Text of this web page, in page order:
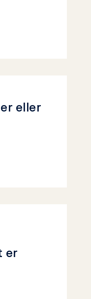
eller
er